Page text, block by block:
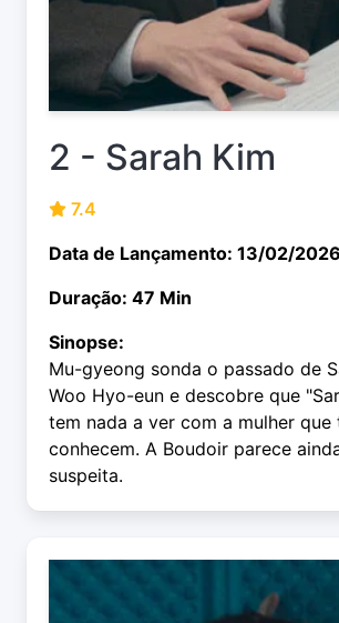
2 - Sarah Kim
7.4
Data de Lançamento: 13/02/2026
Duração: 47 Min
Sinopse:
Mu-gyeong sonda o passado de
Woo Hyo-eun e descobre que
tem nada a ver com a mulher que
conhecem. A Boudoir parece
suspeita.